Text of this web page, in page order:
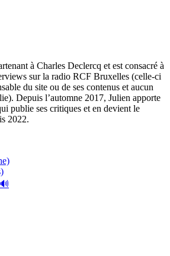
à Charles Declercq et est consacré à
sur la radio RCF Bruxelles (celle-ci
du site ou de ses contenus et aucun
Depuis l’automne 2017, Julien apporte
publie ses critiques et en devient le
2022.